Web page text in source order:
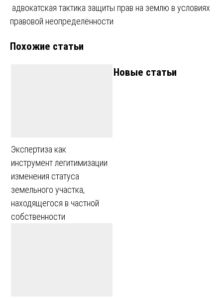
записям
адвокатская тактика защиты прав на землю в условиях
правовой неопределённости
Похожие статьи
Экспертиза как
инструмент легитимизации
изменения статуса
земельного участка,
находящегося в частной
собственности
Новые статьи